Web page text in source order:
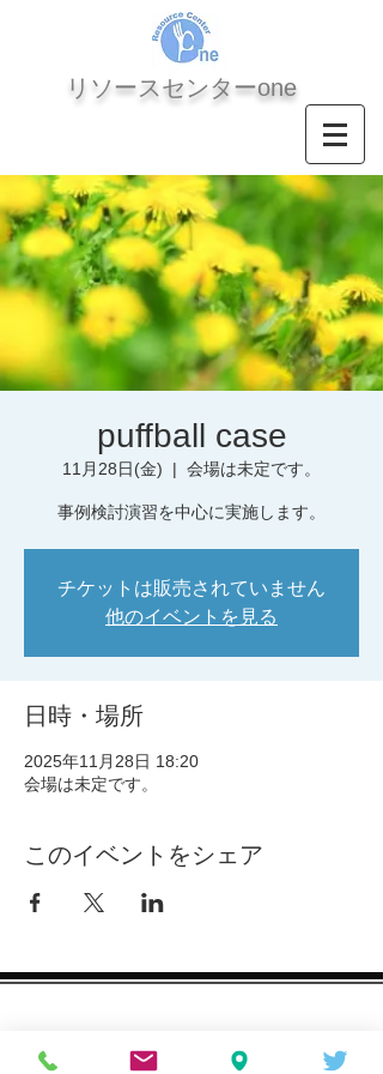
​リソースセンターone
puffball case
11月28日(金)
  |
会場は未定です。
事例検討演習を中心に実施します。
チケットは販売されていません
他のイベントを見る
日時・場所
2025年11月28日 18:20
会場は未定です。
このイベントをシェア